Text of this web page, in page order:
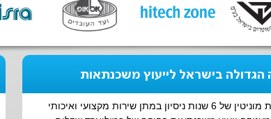
בישראל לייעוץ משכנתאות
למת"ן משכנתאות מוניטין של 6 שנות ניסיון במתן שירות מקצועי ואיכותי